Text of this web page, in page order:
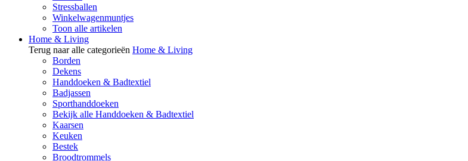
Stressballen
Winkelwagenmuntjes
Toon alle artikelen
Home & Living
Terug naar alle categorieën Home & Living
Borden
Dekens
Handdoeken & Badtextiel
Badjassen
Sporthanddoeken
Bekijk alle Handdoeken & Badtextiel
Kaarsen
Keuken
Bestek
Broodtrommels